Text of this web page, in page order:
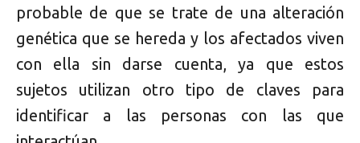
probable de que se trate de una alteración
genética que se hereda y los afectados viven
con ella sin darse cuenta, ya que estos
sujetos utilizan otro tipo de claves para
identificar a las personas con las que